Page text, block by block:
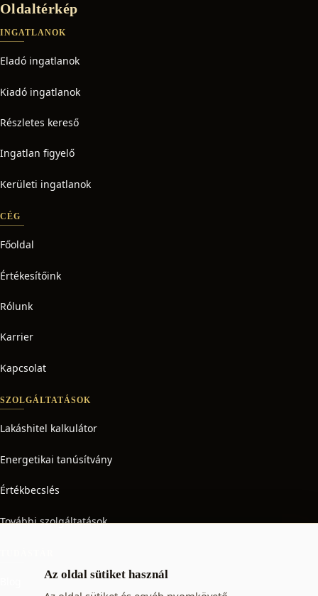
Az oldal sütiket használ
Oldaltérkép
INGATLANOK
Eladó ingatlanok
Kiadó ingatlanok
Részletes kereső
Ingatlan figyelő
Kerületi ingatlanok
CÉG
Főoldal
Értékesítőink
Rólunk
Karrier
Kapcsolat
SZOLGÁLTATÁSOK
Lakáshitel kalkulátor
Energetikai tanúsítvány
Értékbecslés
További szolgáltatások